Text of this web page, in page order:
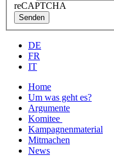
reCAPTCHA
Senden
DE
FR
IT
Home
Um was geht es?
Argumente
Komitee
Kampagnenmaterial
Mitmachen
News